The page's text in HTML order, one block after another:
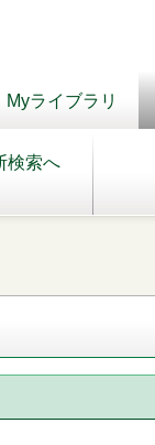
Myライブラリ
検索へ